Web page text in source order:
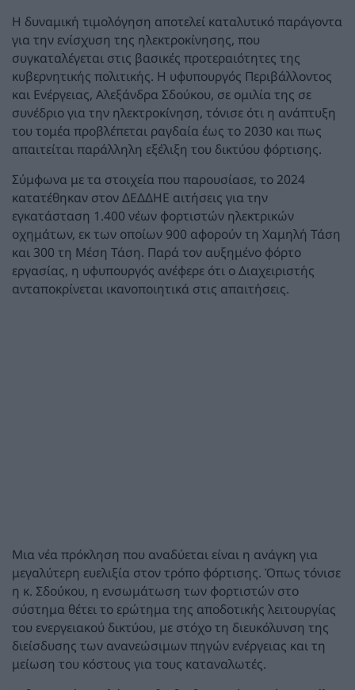
Η δυναμική τιμολόγηση αποτελεί καταλυτικό παράγοντα
για την ενίσχυση της ηλεκτροκίνησης, που
συγκαταλέγεται στις βασικές προτεραιότητες της
κυβερνητικής πολιτικής. Η υφυπουργός Περιβάλλοντος
και Ενέργειας, Αλεξάνδρα Σδούκου, σε ομιλία της σε
συνέδριο για την ηλεκτροκίνηση, τόνισε ότι η ανάπτυξη
του τομέα προβλέπεται ραγδαία έως το 2030 και πως
απαιτείται παράλληλη εξέλιξη του δικτύου φόρτισης.
Σύμφωνα με τα στοιχεία που παρουσίασε, το 2024
κατατέθηκαν στον ΔΕΔΔΗΕ αιτήσεις για την
εγκατάσταση 1.400 νέων φορτιστών ηλεκτρικών
οχημάτων, εκ των οποίων 900 αφορούν τη Χαμηλή Τάση
και 300 τη Μέση Τάση. Παρά τον αυξημένο φόρτο
εργασίας, η υφυπουργός ανέφερε ότι ο Διαχειριστής
ανταποκρίνεται ικανοποιητικά στις απαιτήσεις.
Μια νέα πρόκληση που αναδύεται είναι η ανάγκη για
μεγαλύτερη ευελιξία στον τρόπο φόρτισης. Όπως τόνισε
η κ. Σδούκου, η ενσωμάτωση των φορτιστών στο
σύστημα θέτει το ερώτημα της αποδοτικής λειτουργίας
του ενεργειακού δικτύου, με στόχο τη διευκόλυνση της
διείσδυσης των ανανεώσιμων πηγών ενέργειας και τη
μείωση του κόστους για τους καταναλωτές.